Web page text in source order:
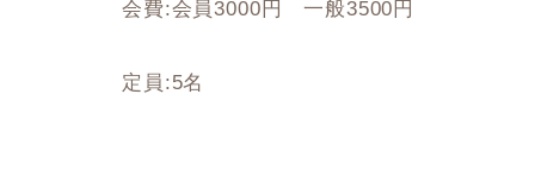
会費:会員3000円 一般3500円
定員:5名